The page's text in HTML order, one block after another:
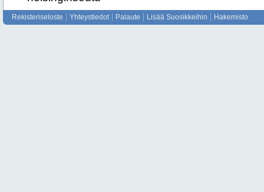
Rekisteriseloste Yhteystiedot Palaute Lisää Suosikkeihin Hakemisto